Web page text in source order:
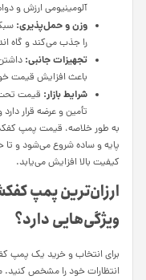
آلومینیومی ارزش و
وزن و حمل‌پذیری:
را جذب می‌کند و گاه
تجهیزات جانبی:
باعث افزایش قیمت
شرایط بازار: قیمت تحت
تأمین و عرضه قرار
کیفیت بالا افزایش می‌یابد.
ویژگی‌هایی دارد؟
انتظارات خود را مشخص کنید.